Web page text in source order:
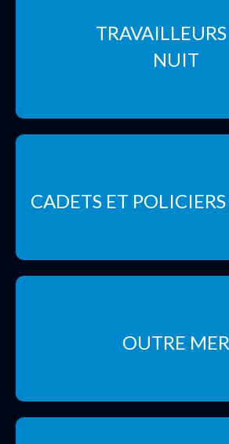
NUIT
CADETS ET
OUTRE MER